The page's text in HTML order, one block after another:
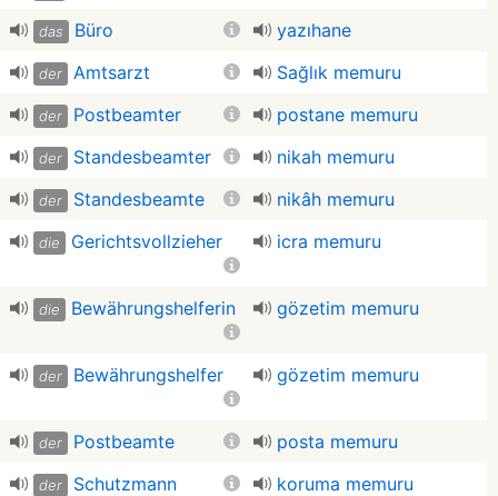
das Büro yazıhane
der Amtsarzt Sağlık memuru
der Postbeamter postane memuru
der Standesbeamter nikah memuru
der Standesbeamte nikâh memuru
die Gerichtsvollzieher icra memuru
die Bewährungshelferin gözetim memuru
der Bewährungshelfer gözetim memuru
der Postbeamte posta memuru
der Schutzmann koruma memuru